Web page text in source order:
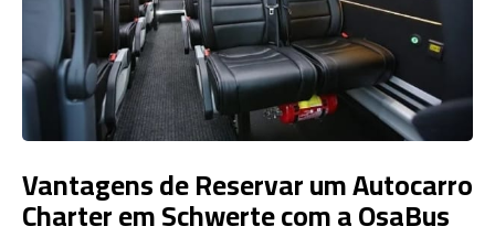
Vantagens de Reservar um Autocarro
Charter em Schwerte com a OsaBus